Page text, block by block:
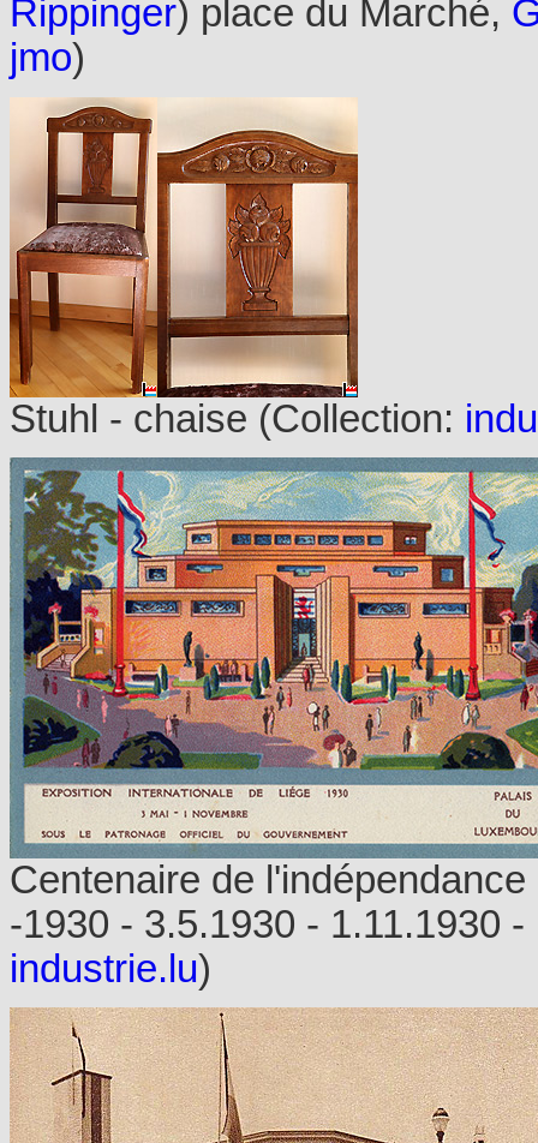
Rippinger) place du Marché,
jmo)
Stuhl - chaise (Collection:
Centenaire de
-1930 - 3.5.1930 - 1.11.1930
industrie.lu)